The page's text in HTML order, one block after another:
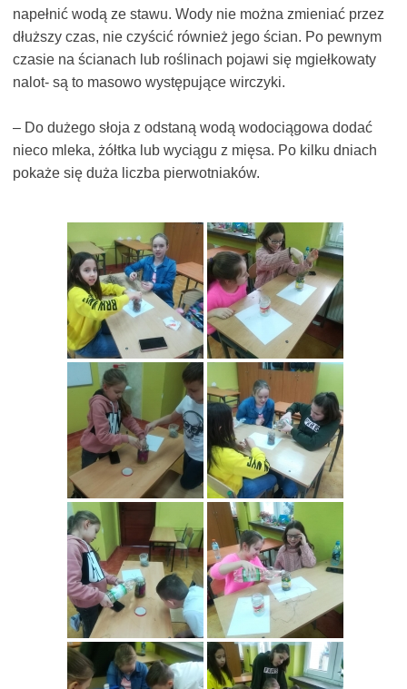
napełnić wodą ze stawu. Wody nie można zmieniać przez
dłuższy czas, nie czyścić również jego ścian. Po pewnym
czasie na ścianach lub roślinach pojawi się mgiełkowaty
nalot- są to masowo występujące wirczyki.
– Do dużego słoja z odstaną wodą wodociągowa dodać
nieco mleka, żółtka lub wyciągu z mięsa. Po kilku dniach
pokaże się duża liczba pierwotniaków.